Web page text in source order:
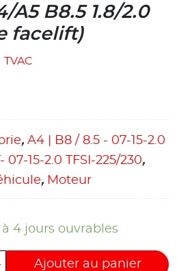
A5 B8.5 1.8/2.0
facelift)
TVAC
, A4 | B8 / 8.5 - 07-15-2.0
07-15-2.0 TFSI-225/230,
, Moteur
à 4 jours ouvrables
Ajouter au panier